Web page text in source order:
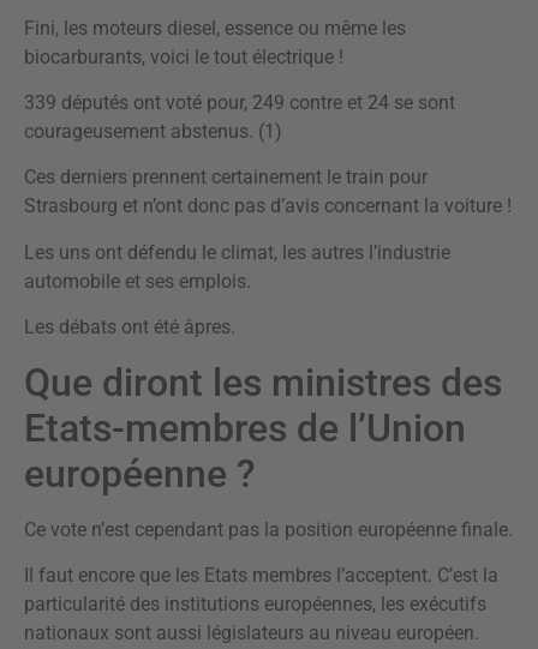
Fini, les moteurs diesel, essence ou même les
biocarburants, voici le tout électrique !
339 députés ont voté pour, 249 contre et 24 se sont
courageusement abstenus. (1)
Ces derniers prennent certainement le train pour
Strasbourg et n’ont donc pas d’avis concernant la voiture !
Les uns ont défendu le climat, les autres l’industrie
automobile et ses emplois.
Les débats ont été âpres.
Que diront les ministres des
Etats-membres de l’Union
européenne ?
Ce vote n’est cependant pas la position européenne finale.
Il faut encore que les Etats membres l’acceptent. C’est la
particularité des institutions européennes, les exécutifs
nationaux sont aussi législateurs au niveau européen.